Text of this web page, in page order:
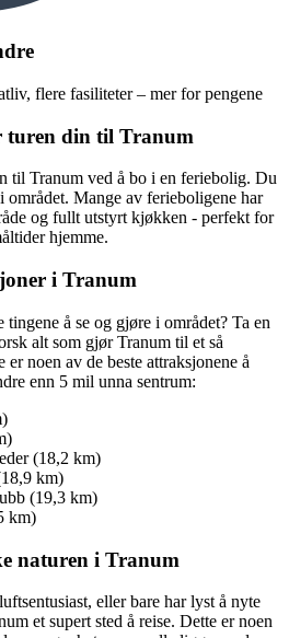
flere fasiliteter – mer for pengene
turen din til Tranum
til Tranum ved å bo i en feriebolig. Du
Mange av ferieboligene har
og fullt utstyrt kjøkken - perfekt for
hjemme.
i Tranum
tingene å se og gjøre i området? Ta en
alt som gjør Tranum til et så
noen av de beste attraksjonene å
enn 5 mil unna sentrum:
(18,2 km)
km)
(19,3 km)
km)
naturen i Tranum
eller bare har lyst å nyte
et supert sted å reise. Dette er noen